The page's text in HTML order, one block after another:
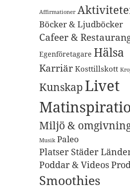
Affirmationer
Böcker & Ljudböcker
Cafeer &
Egenföretagare Hälsa
Karriär Kosttillskott
Kunskap Livet
Miljö &
Musik Paleo
Platser Städer
Poddar & Videos
Smoothies